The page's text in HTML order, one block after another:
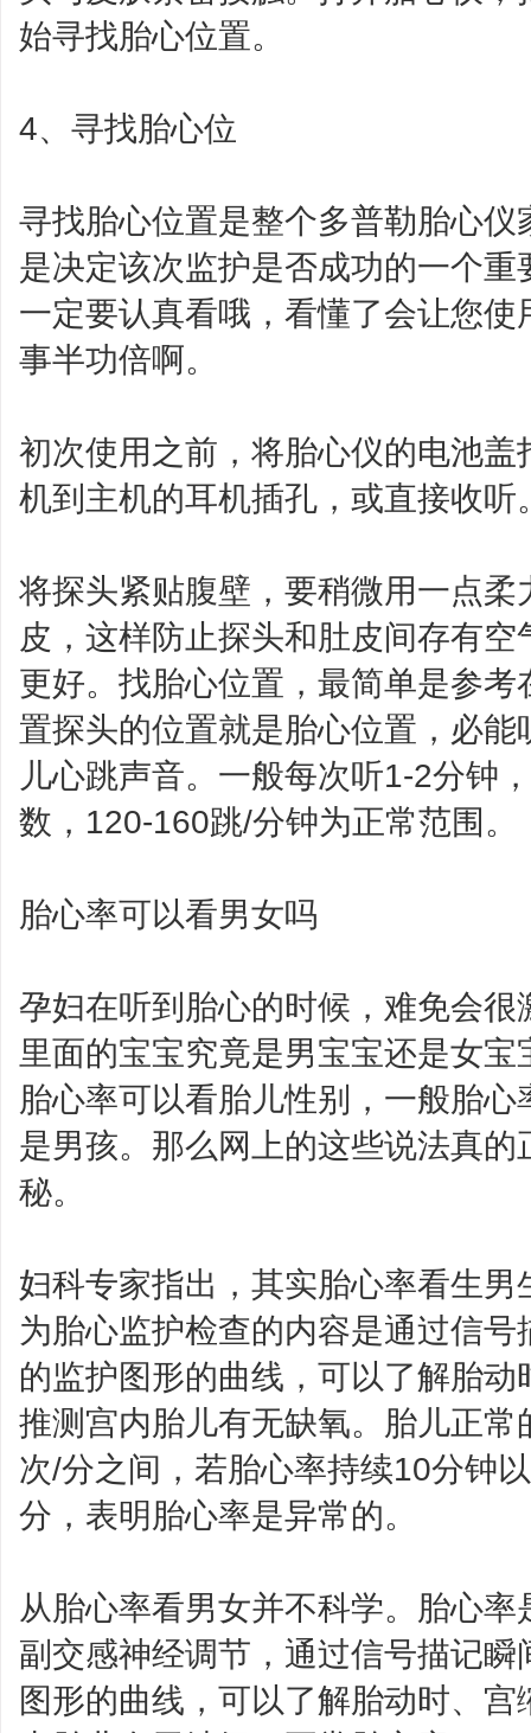
始寻找胎心位置。
4、寻找胎心位
寻找胎心位置是整个多普勒胎心
是决定该次监护是否成功的一个
一定要认真看哦，看懂了会让您
事半功倍啊。
初次使用之前，将胎心仪的电池
机到主机的耳机插孔，或直接收听
将探头紧贴腹壁，要稍微用一点
皮，这样防止探头和肚皮间存有
更好。找胎心位置，最简单是参
置探头的位置就是胎心位置，必
儿心跳声音。一般每次听1-2分钟
数，120-160跳/分钟为正常范围。
胎心率可以看男女吗
孕妇在听到胎心的时候，难免会
里面的宝宝究竟是男宝宝还是女
胎心率可以看胎儿性别，一般胎
是男孩。那么网上的这些说法真
秘。
妇科专家指出，其实胎心率看生
为胎心监护检查的内容是通过信
的监护图形的曲线，可以了解胎
推测宫内胎儿有无缺氧。胎儿正
次/分之间，若胎心率持续10分钟
分，表明胎心率是异常的。
从胎心率看男女并不科学。胎心
副交感神经调节，通过信号描记
图形的曲线，可以了解胎动时、